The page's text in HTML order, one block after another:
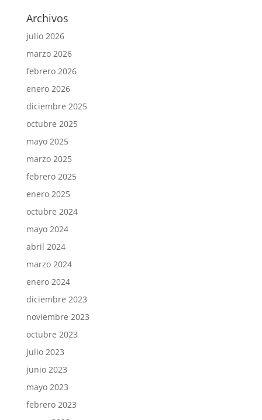
Archivos
julio 2026
marzo 2026
febrero 2026
enero 2026
diciembre 2025
octubre 2025
mayo 2025
marzo 2025
febrero 2025
enero 2025
octubre 2024
mayo 2024
abril 2024
marzo 2024
enero 2024
diciembre 2023
noviembre 2023
octubre 2023
julio 2023
junio 2023
mayo 2023
febrero 2023